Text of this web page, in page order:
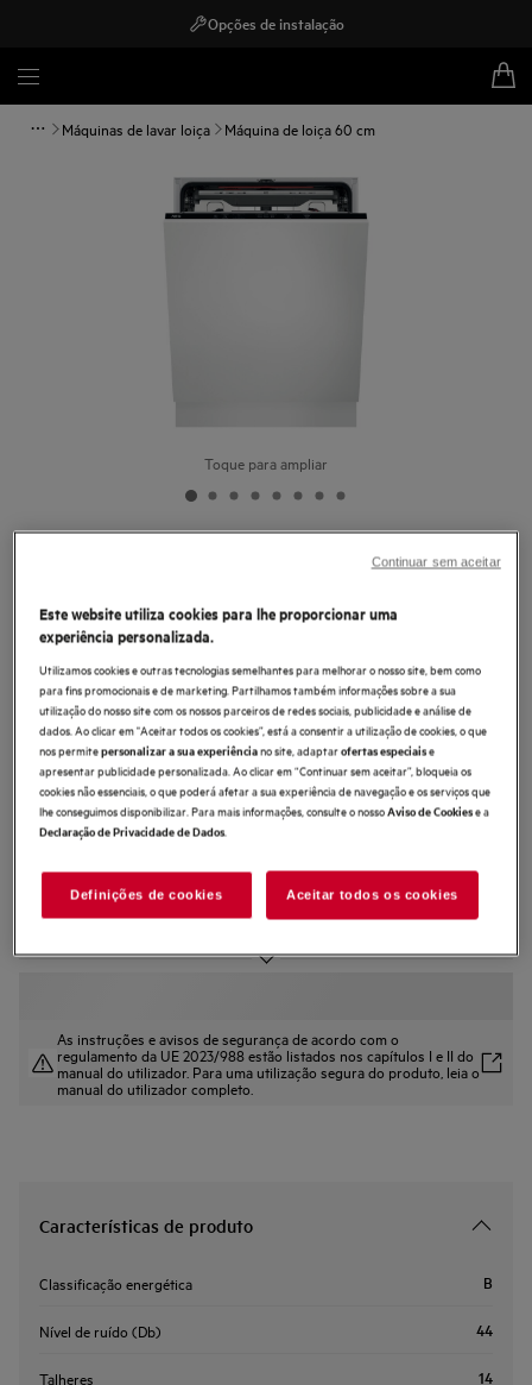
Opções de instalação
Máquinas de lavar loiça Máquina de loiça 60 cm
Toque para ampliar
encastrar Série 5000 AirDry para 14
talheres
5 (2)
Benefícios
AirDry abre a porta para secar a loiça com circulação de ar.
A porta abre-se automaticamente cerca de 10 cm, promovendo a secagem
Utensílios de diferentes tamanhos, sempre bem lavados
As instruções e avisos de segurança de acordo com o
regulamento da UE 2023/988 estão listados nos capítulos I e II do
manual do utilizador. Para uma utilização segura do produto, leia o
manual do utilizador completo.
Características de produto
Classificação energética B
Nível de ruído (Db) 44
Talheres 14
Este website utiliza cookies para lhe proporcionar uma
experiência personalizada.
Utilizamos cookies e outras tecnologias semelhantes para melhorar o nosso site, bem como
para fins promocionais e de marketing. Partilhamos também informações sobre a sua
utilização do nosso site com os nossos parceiros de redes sociais, publicidade e análise de
dados. Ao clicar em "Aceitar todos os cookies”, está a consentir a utilização de cookies, o que
nos permitepersonalizar a sua experiênciano site, adaptarofertas especiaise
apresentar publicidade personalizada. Ao clicar em “Continuar sem aceitar”, bloqueia os
cookies não essenciais, o que poderá afetar a sua experiência de navegação e os serviços que
lhe conseguimos disponibilizar. Para mais informações, consulte o nossoAviso de Cookiese a
Declaração de Privacidade de Dados.
Definições de cookies Aceitar todos os cookies
Continuar sem aceitar